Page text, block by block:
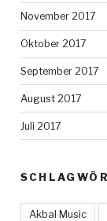
November 2017
Oktober 2017
September 2017
August 2017
Juli 2017
Akbal Music